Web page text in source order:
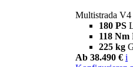
Multistrada V4
180 PS
118 Nm
225 kg
Ab 38.490 € i